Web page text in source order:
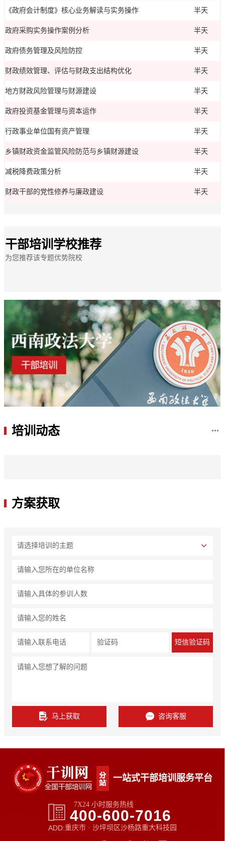
《政府会计制度》核心业务解读与实务操作 半天
政府采购实务操作案例分析 半天
政府债务管理及风险防控 半天
财政绩效管理、评估与财政支出结构优化 半天
地方财政风险管理与财源建设 半天
政府投资基金管理与资本运作 半天
行政事业单位国有资产管理 半天
乡镇财政资金监管风险防范与乡镇财源建设 半天
减税降费政策分析 半天
财政干部的党性修养与廉政建设 半天
干部培训学校推荐
为您推荐该专题优势院校
培训动态
方案获取
短信验证码
S
马上获取 咨询客服
一站式干部培训服务平台
7X24 小时服务热线
400-600-7016
ADD:重庆市 · 沙坪坝区沙杨路重大科技园